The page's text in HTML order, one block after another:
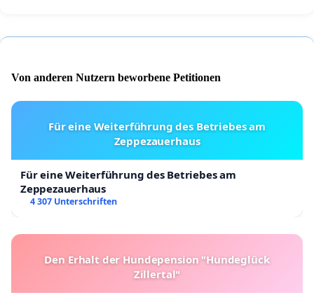
Von anderen Nutzern beworbene Petitionen
Für eine Weiterführung des Betriebes am
Zeppezauerhaus
Für eine Weiterführung des Betriebes am
Zeppezauerhaus
4 307 Unterschriften
Den Erhalt der Hundepension "Hundeglück
Zillertal"